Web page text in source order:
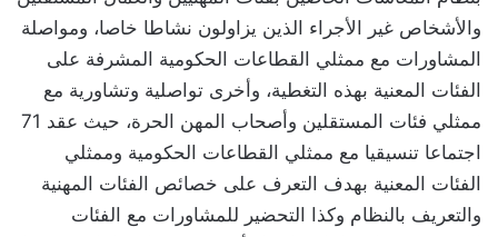
والأشخاص غير الأجراء الذين يزاولون نشاطا خاصا، ومواصلة
المشاورات مع ممثلي القطاعات الحكومية المشرفة على
الفئات المعنية بهذه التغطية، وأخرى تواصلية وتشاورية مع
ممثلي فئات المستقلين وأصحاب المهن الحرة، حيث عقد 71
اجتماعا تنسيقيا مع ممثلي القطاعات الحكومية وممثلي
الفئات المعنية بهدف التعرف على خصائص الفئات المهنية
والتعريف بالنظام وكذا التحضير للمشاورات مع الفئات